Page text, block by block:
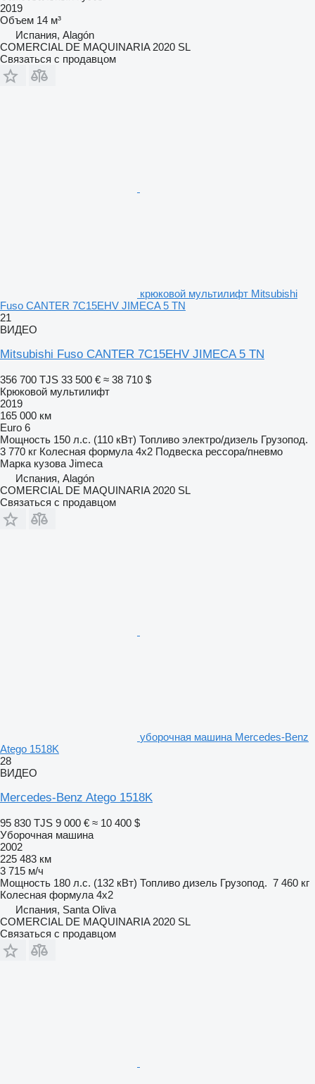
2019
Объем 14 м³
Испания, Alagón
COMERCIAL DE MAQUINARIA 2020 SL
Связаться с продавцом
крюковой мультилифт Mitsubishi
Fuso CANTER 7C15EHV JIMECA 5 TN
21
ВИДЕО
Mitsubishi Fuso CANTER 7C15EHV JIMECA 5 TN
356 700 TJS 33 500 € ≈ 38 710 $
Крюковой мультилифт
2019
165 000 км
Euro 6
Мощность 150 л.с. (110 кВт) Топливо электро/дизель Грузопод.
3 770 кг Колесная формула 4x2 Подвеска рессора/пневмо
Марка кузова Jimeca
Испания, Alagón
COMERCIAL DE MAQUINARIA 2020 SL
Связаться с продавцом
уборочная машина Mercedes-Benz
Atego 1518K
28
ВИДЕО
Mercedes-Benz Atego 1518K
95 830 TJS 9 000 € ≈ 10 400 $
Уборочная машина
2002
225 483 км
3 715 м/ч
Мощность 180 л.с. (132 кВт) Топливо дизель Грузопод. 7 460 кг
Колесная формула 4x2
Испания, Santa Oliva
COMERCIAL DE MAQUINARIA 2020 SL
Связаться с продавцом